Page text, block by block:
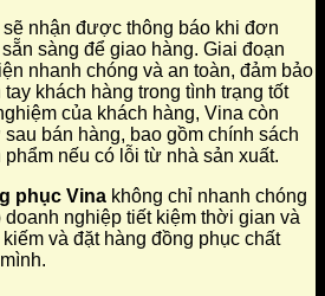
nhận được thông báo khi đơn
sàng để giao hàng. Giai đoạn
nhanh chóng và an toàn, đảm bảo
khách hàng trong tình trạng tốt
của khách hàng, Vina còn
bán hàng, bao gồm chính sách
nếu có lỗi từ nhà sản xuất.
phục Vina không chỉ nhanh chóng
nghiệp tiết kiệm thời gian và
và đặt hàng đồng phục chất